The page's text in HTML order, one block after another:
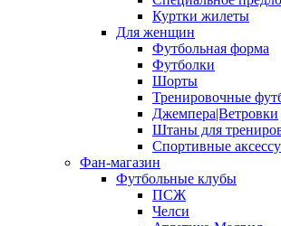
Куртки жилеты
Для женщин
Футбольная форма
Футболки
Шорты
Тренировочные
Джемпера|Ветровки
Штаны для
Спортивные
Фан-магазин
Футбольные клубы
ПСЖ
Челси